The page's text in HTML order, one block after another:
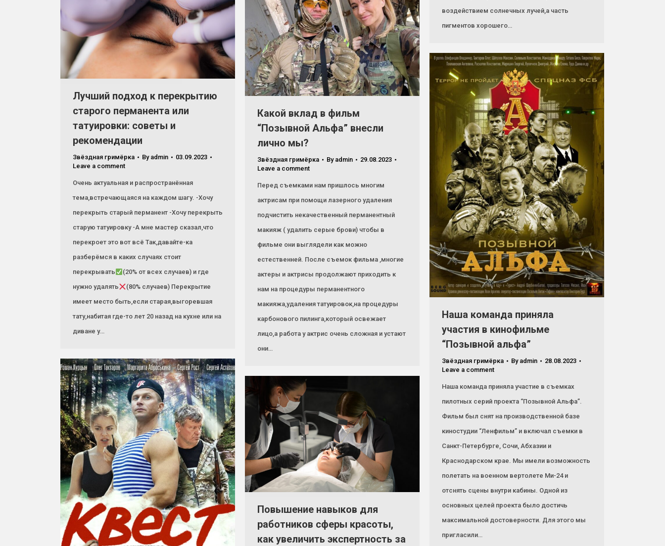
воздействием солнечных лучей,а часть
пигментов хорошего…
Лучший подход к перекрытию
старого перманента или
татуировки: советы и
рекомендации
Звёздная гримёрка By admin
03.09.2023
Leave a comment
Очень актуальная и распространённая
тема,встречающаяся на каждом шагу. -Хочу
перекрыть старый перманент -Хочу перекрыть
старую татуировку -А мне мастер сказал,что
перекроет это вот всё Так,давайте-ка
разберёмся в каких случаях стоит
перекрывать
(20% от всех случаев) и где
нужно удалять
(80% случаев) Перекрытие
имеет место быть,если старая,выгоревшая
тату,набитая где-то лет 20 назад на кухне или на
диване у…
Какой вклад в фильм
“Позывной Альфа” внесли
лично мы?
Звёздная гримёрка By admin
29.08.2023
Leave a comment
Перед съемками нам пришлось многим
актрисам при помощи лазерного удаления
подчистить некачественный перманентный
макияж ( удалить серые брови) чтобы в
фильме они выглядели как можно
естественней. После съемок фильма ,многие
актеры и актрисы продолжают приходить к
нам на процедуры перманентного
макияжа,удаления татуировок,на процедуры
карбонового пилинга,который освежает
лицо,а работа у актрис очень сложная и устают
они…
Наша команда приняла
участия в кинофильме
“Позывной альфа”
Звёздная гримёрка By admin
28.08.2023
Leave a comment
Наша команда приняла участие в съемках
пилотных серий проекта “Позывной Альфа”.
Фильм был снят на производственной базе
киностудии “Ленфильм” и включал съемки в
Санкт-Петербурге, Сочи, Абхазии и
Краснодарском крае. Мы имели возможность
полетать на военном вертолете Ми-24 и
отснять сцены внутри кабины. Одной из
основных целей проекта было достичь
максимальной достоверности. Для этого мы
пригласили…
Повышение навыков для
работников сферы красоты,
как увеличить экспертность за